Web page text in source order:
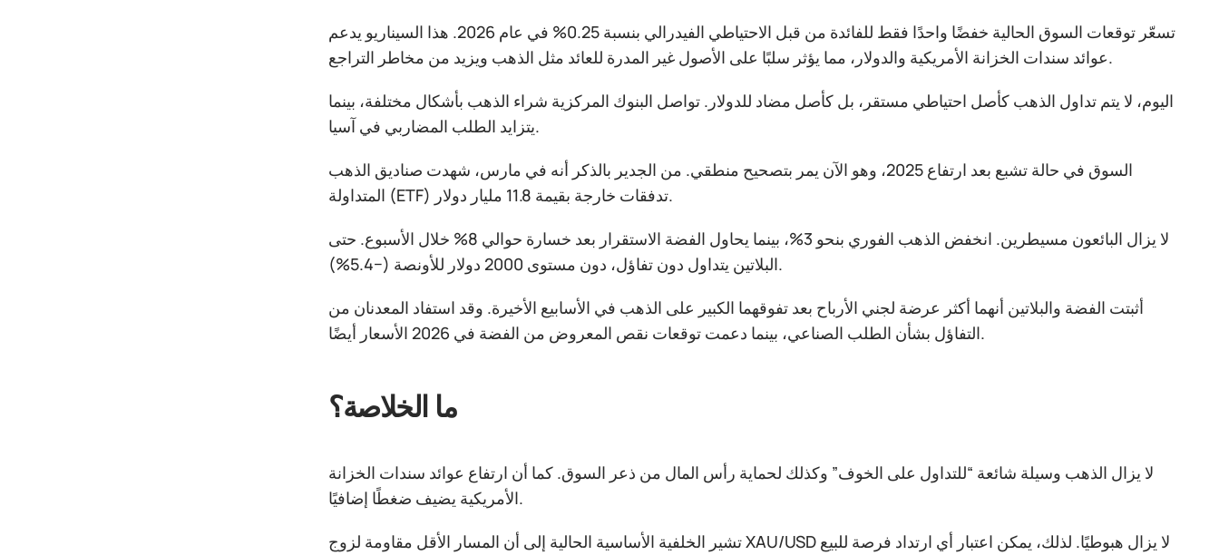
تسعّر توقعات السوق الحالية خفضًا واحدًا فقط للفائدة من قبل الاحتياطي الفيدرالي بنسبة 0.25% في عام 2026. هذا السيناريو يدعم
عوائد سندات الخزانة الأمريكية والدولار، مما يؤثر سلبًا على الأصول غير المدرة للعائد مثل الذهب ويزيد من مخاطر التراجع.
اليوم، لا يتم تداول الذهب كأصل احتياطي مستقر، بل كأصل مضاد للدولار. تواصل البنوك المركزية شراء الذهب بأشكال مختلفة، بينما
يتزايد الطلب المضاربي في آسيا.
السوق في حالة تشبع بعد ارتفاع 2025، وهو الآن يمر بتصحيح منطقي. من الجدير بالذكر أنه في مارس، شهدت صناديق الذهب
المتداولة (ETF) تدفقات خارجة بقيمة 11.8 مليار دولار.
لا يزال البائعون مسيطرين. انخفض الذهب الفوري بنحو 3%، بينما يحاول الفضة الاستقرار بعد خسارة حوالي 8% خلال الأسبوع. حتى
البلاتين يتداول دون تفاؤل، دون مستوى 2000 دولار للأونصة (−5.4%).
أثبتت الفضة والبلاتين أنهما أكثر عرضة لجني الأرباح بعد تفوقهما الكبير على الذهب في الأسابيع الأخيرة. وقد استفاد المعدنان من
التفاؤل بشأن الطلب الصناعي، بينما دعمت توقعات نقص المعروض من الفضة في 2026 الأسعار أيضًا.
ما الخلاصة؟
لا يزال الذهب وسيلة شائعة “للتداول على الخوف” وكذلك لحماية رأس المال من ذعر السوق. كما أن ارتفاع عوائد سندات الخزانة
الأمريكية يضيف ضغطًا إضافيًا.
تشير الخلفية الأساسية الحالية إلى أن المسار الأقل مقاومة لزوج XAU/USD لا يزال هبوطيًا. لذلك، يمكن اعتبار أي ارتداد فرصة للبيع